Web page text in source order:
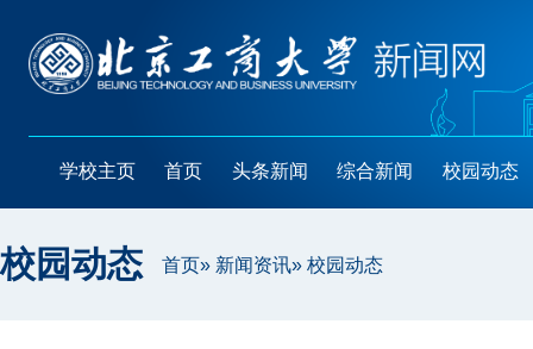
学校主页 首页 头条新闻 综合新闻 校园动态
校园动态 首页» 新闻资讯» 校园动态